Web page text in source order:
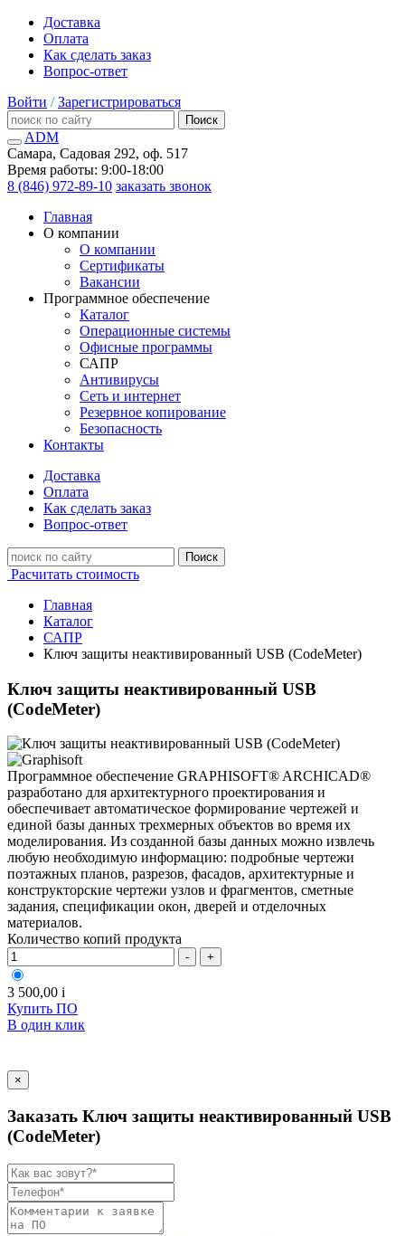
Доставка
Оплата
Как сделать заказ
Вопрос-ответ
Войти / Зарегистрироваться
Поиск
ADM
Самара, Садовая 292, оф. 517
Время работы: 9:00-18:00
8 (846) 972-89-10 заказать звонок
Главная
О компании
О компании
Сертификаты
Вакансии
Программное обеспечение
Каталог
Операционные системы
Офисные программы
САПР
Антивирусы
Сеть и интернет
Резервное копирование
Безопасность
Контакты
Доставка
Оплата
Как сделать заказ
Вопрос-ответ
Поиск
Расчитать стоимость
Главная
Каталог
САПР
Ключ защиты неактивированный USB (CodeMeter)
Ключ защиты неактивированный USB
(CodeMeter)
Программное обеспечение GRAPHISOFT® ARCHICAD®
разработано для архитектурного проектирования и
обеспечивает автоматическое формирование чертежей и
единой базы данных трехмерных объектов во время их
моделирования. Из созданной базы данных можно извлечь
любую необходимую информацию: подробные чертежи
поэтажных планов, разрезов, фасадов, архитектурные и
конструкторские чертежи узлов и фрагментов, сметные
задания, спецификации окон, дверей и отделочных
материалов.
Количество копий продукта
- +
3 500,00 i
Купить ПО
В один клик
×
Заказать Ключ защиты неактивированный USB
(CodeMeter)